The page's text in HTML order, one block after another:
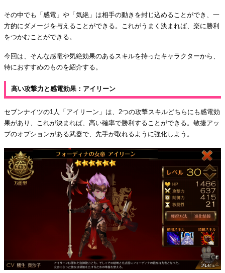
その中でも「感電」や「気絶」は相手の動きを封じ込めることができ、一
方的にダメージを与えることができる。これがうまく決まれば、楽に勝利
をつかむことができる。
今回は、そんな感電や気絶効果のあるスキルを持ったキャラクターから、
特におすすめのものを紹介する。
高い攻撃力と感電効果：アイリーン
セブンナイツの1人「アイリーン」は、2つの攻撃スキルどちらにも感電効
果があり、これが決まれば、高い確率で勝利することができる。敏捷アッ
プのオプションがある武器で、先手が取れるように強化しよう。